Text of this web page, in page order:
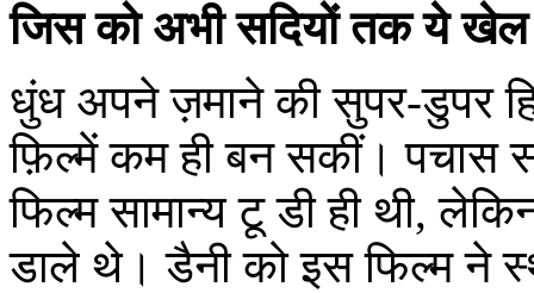
जिस को अभी सदियों तक ये खेल
धुंध अपने ज़माने की सुपर-डुपर
फ़िल्में कम ही बन सकीं। पचास
फिल्म सामान्य टू डी ही थी,
डाले थे। डैनी को इस फिल्म ने